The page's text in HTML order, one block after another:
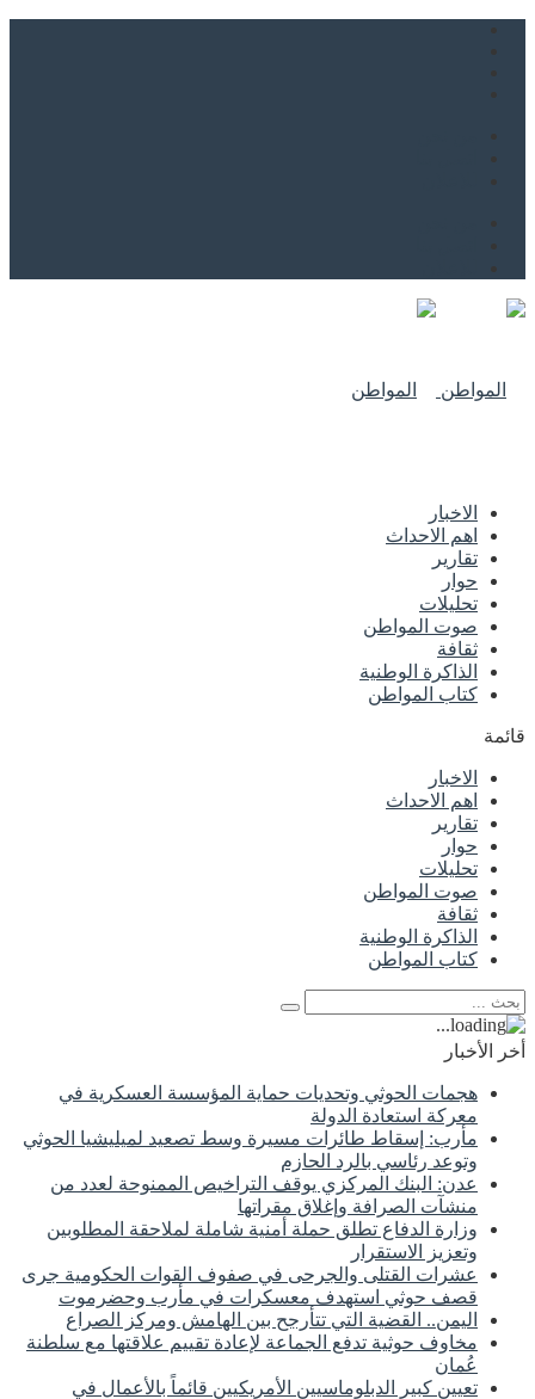
الاخبار
اهم الاحداث
تقارير
حوار
تحليلات
صوت المواطن
ثقافة
الذاكرة الوطنية
كتاب المواطن
قائمة
الاخبار
اهم الاحداث
تقارير
حوار
تحليلات
صوت المواطن
ثقافة
الذاكرة الوطنية
كتاب المواطن
أخر الأخبار
هجمات الحوثي وتحديات حماية المؤسسة العسكرية في
معركة استعادة الدولة
مأرب: إسقاط طائرات مسيرة وسط تصعيد لميليشيا الحوثي
وتوعد رئاسي بالرد الحازم
عدن: البنك المركزي يوقف التراخيص الممنوحة لعدد من
منشآت الصرافة وإغلاق مقراتها
وزارة الدفاع تطلق حملة أمنية شاملة لملاحقة المطلوبين
وتعزيز الاستقرار
عشرات القتلى والجرحى في صفوف القوات الحكومية جرى
قصف حوثي استهدف معسكرات في مأرب وحضرموت
اليمن.. القضية التي تتأرجح بين الهامش ومركز الصراع
مخاوف حوثية تدفع الجماعة لإعادة تقييم علاقتها مع سلطنة
عُمان
تعيين كبير الدبلوماسيين الأمريكيين قائماً بالأعمال في